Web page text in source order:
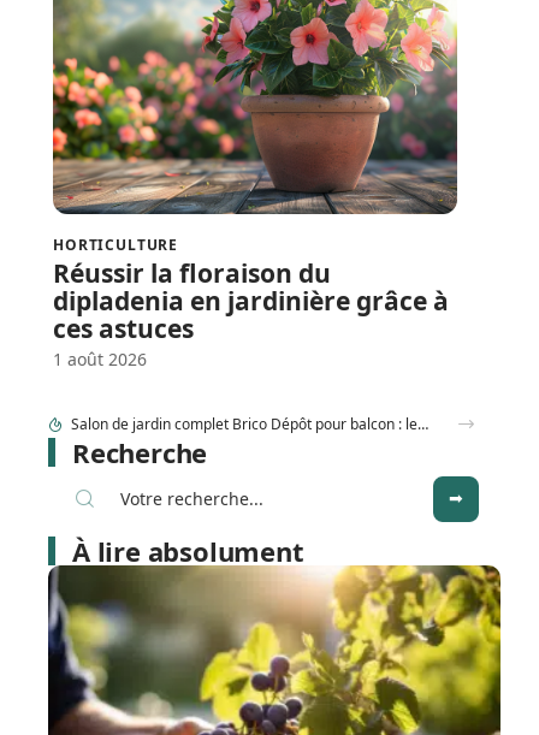
HORTICULTURE
Réussir la floraison du
dipladenia en jardinière grâce à
ces astuces
1 août 2026
Comment couper rosier en respectant la lune au jardin ?
Recherche
À lire absolument